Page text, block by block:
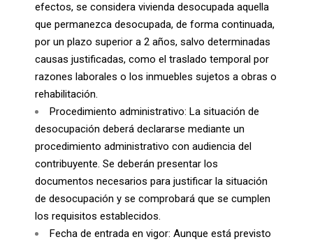
efectos, se considera vivienda desocupada aquella
que permanezca desocupada, de forma continuada,
por un plazo superior a 2 años, salvo determinadas
causas justificadas, como el traslado temporal por
razones laborales o los inmuebles sujetos a obras o
rehabilitación.
Procedimiento administrativo: La situación de
desocupación deberá declararse mediante un
procedimiento administrativo con audiencia del
contribuyente. Se deberán presentar los
documentos necesarios para justificar la situación
de desocupación y se comprobará que se cumplen
los requisitos establecidos.
Fecha de entrada en vigor: Aunque está previsto